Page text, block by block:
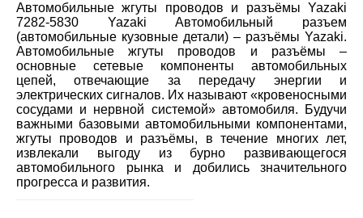
Автомобильные жгуты проводов и разъёмы Yazaki
7282-5830 Yazaki Автомобильный разъем
(автомобильные кузовные детали) – разъёмы Yazaki.
Автомобильные жгуты проводов и разъёмы –
основные сетевые компоненты автомобильных
цепей, отвечающие за передачу энергии и
электрических сигналов. Их называют «кровеносными
сосудами и нервной системой» автомобиля. Будучи
важными базовыми автомобильными компонентами,
жгуты проводов и разъёмы, в течение многих лет,
извлекали выгоду из бурно развивающегося
автомобильного рынка и добились значительного
прогресса и развития.